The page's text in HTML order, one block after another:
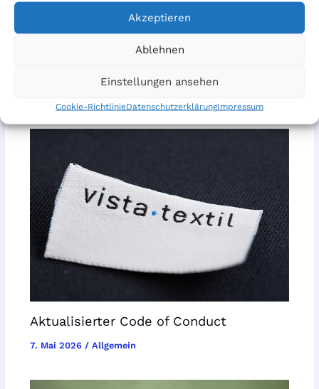
Akzeptieren
Ablehnen
Einstellungen ansehen
Cookie-RichtlinieDatenschutzerklärungImpressum
ZURÜCK
Related Posts
Aktualisierter Code of Conduct
7. Mai 2026 / Allgemein